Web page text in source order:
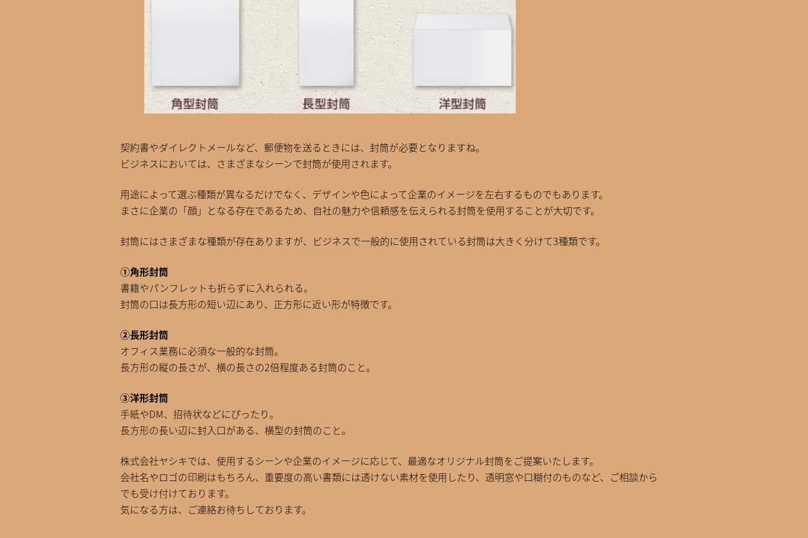
契約書やダイレクトメールなど、郵便物を送るときには、封筒が必要となりますね。
ビジネスにおいては、さまざまなシーンで封筒が使用されます。
用途によって選ぶ種類が異なるだけでなく、デザインや色によって企業のイメージを左右するものでもあります。
まさに企業の「顔」となる存在であるため、自社の魅力や信頼感を伝えられる封筒を使用することが大切です。
封筒にはさまざまな種類が存在ありますが、ビジネスで一般的に使用されている封筒は大きく分けて3種類です。
①角形封筒
書籍やパンフレットも折らずに入れられる。
封筒の口は長方形の短い辺にあり、正方形に近い形が特徴です。
②長形封筒
オフィス業務に必須な一般的な封筒。
長方形の縦の長さが、横の長さの2倍程度ある封筒のこと。
③洋形封筒
手紙やDM、招待状などにぴったり。
長方形の長い辺に封入口がある、横型の封筒のこと。
株式会社ヤシキでは、使用するシーンや企業のイメージに応じて、最適なオリジナル封筒をご提案いたします。
会社名やロゴの印刷はもちろん、重要度の高い書類には透けない素材を使用したり、透明窓や口糊付のものなど、ご相談から
でも受け付けております。
気になる方は、ご連絡お待ちしております。